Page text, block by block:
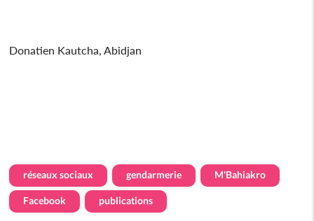
Donatien Kautcha, Abidjan
réseaux sociaux gendarmerie M'Bahiakro
Facebook publications